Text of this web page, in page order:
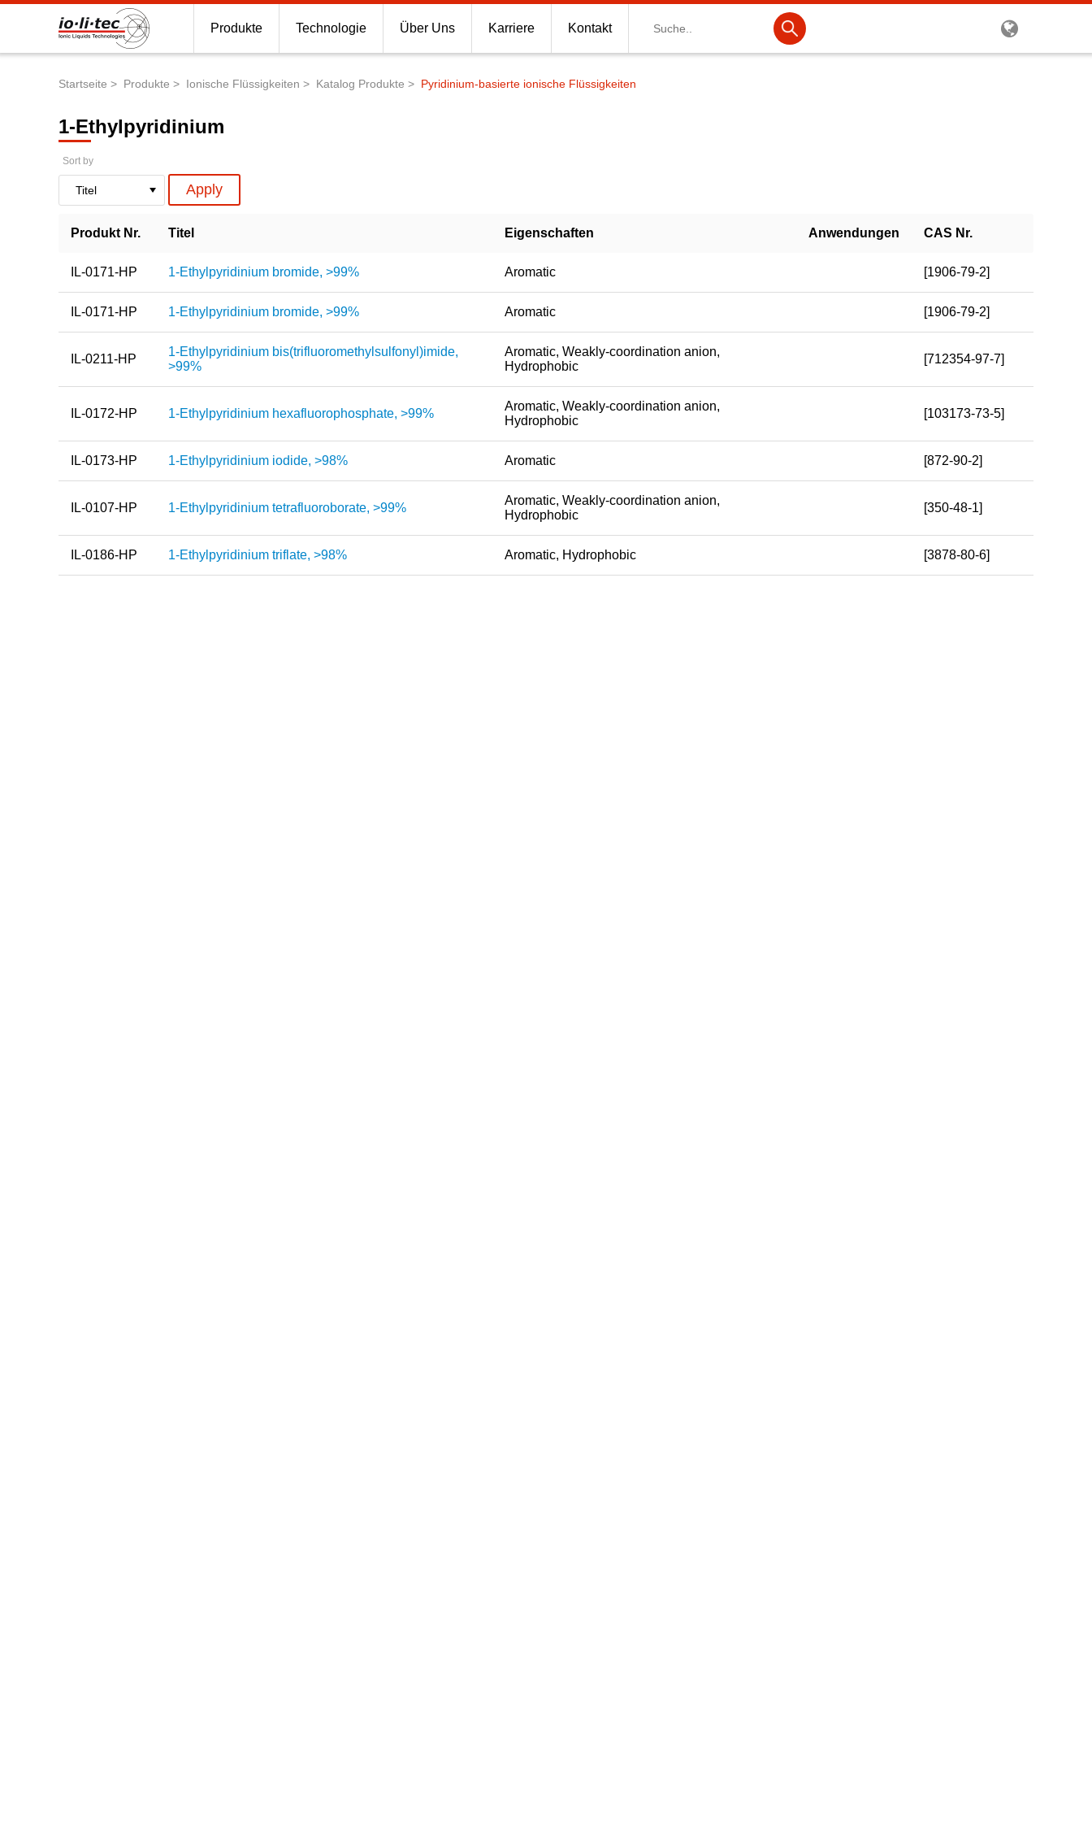
Produkte Technologie Über Uns Karriere Kontakt
Startseite Produkte Ionische Flüssigkeiten Katalog Produkte Pyridinium-basierte ionische Flüssigkeiten
1-Ethylpyridinium
Sort by
Produkt Nr. Titel Eigenschaften Anwendungen CAS Nr.
IL-0171-HP 1-Ethylpyridinium bromide, >99% Aromatic [1906-79-2]
IL-0171-HP 1-Ethylpyridinium bromide, >99% Aromatic [1906-79-2]
IL-0211-HP
1-Ethylpyridinium bis(trifluoromethylsulfonyl)imide,
>99%
Aromatic, Weakly-coordination anion,
Hydrophobic
[712354-97-7]
IL-0172-HP 1-Ethylpyridinium hexafluorophosphate, >99%
Aromatic, Weakly-coordination anion,
Hydrophobic
[103173-73-5]
IL-0173-HP 1-Ethylpyridinium iodide, >98% Aromatic [872-90-2]
IL-0107-HP 1-Ethylpyridinium tetrafluoroborate, >99%
Aromatic, Weakly-coordination anion,
Hydrophobic
[350-48-1]
IL-0186-HP 1-Ethylpyridinium triflate, >98% Aromatic, Hydrophobic [3878-80-6]